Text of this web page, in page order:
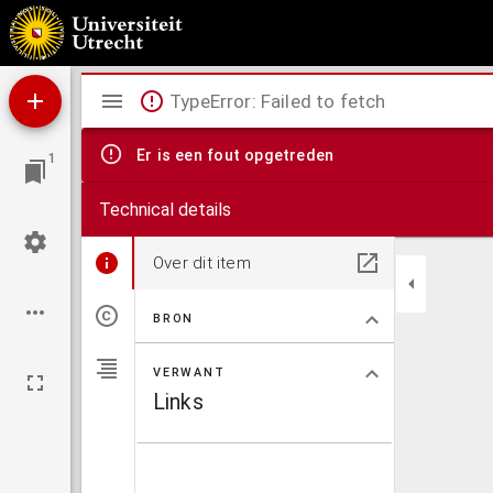
Catalogus der bibliotheek van het Friesch Genootschap van Geschied-, Oudheid- en
1
Mirador
viewer
TypeError: Failed to fetch
Er is een fout opgetreden
Technical details
Over dit item
BRON
VERWANT
Links